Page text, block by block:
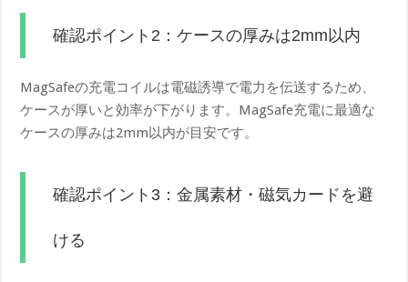
確認ポイント2：ケースの厚みは2mm以内
MagSafeの充電コイルは電磁誘導で電力を伝送するため、
ケースが厚いと効率が下がります。MagSafe充電に最適な
ケースの厚みは2mm以内が目安です。
確認ポイント3：金属素材・磁気カードを避
ける